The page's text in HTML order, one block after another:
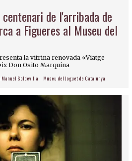
de l'arribada de
a Figueres al Museu del
la vitrina renovada «Viatge
Don Osito Marquina
Manuel Soldevilla Museu del Joguet de Catalunya